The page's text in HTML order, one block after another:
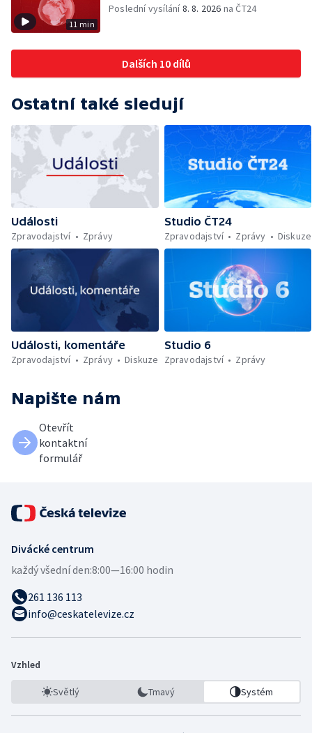
11 min
Poslední vysílání8. 8. 2026 na ČT24
Dalších 10 dílů
Ostatní také sledují
Události
Zpravodajství
Zprávy
Studio ČT24
Zpravodajství
Zprávy Diskuze
Události, komentáře
Zpravodajství
Zprávy Diskuze
Studio 6
Zpravodajství
Zprávy
Napište nám
Otevřít
kontaktní
formulář
Divácké centrum
každý všední den:8:00—16:00 hodin
261 136 113
info@ceskatelevize.cz
Vzhled
Světlý Tmavý Systém